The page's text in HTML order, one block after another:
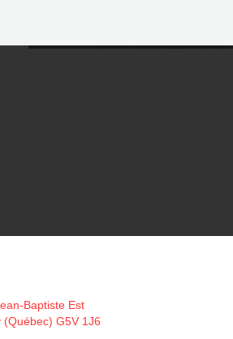
QUI SONT NOS
Baptiste Est
(Québec) G5V 1J6